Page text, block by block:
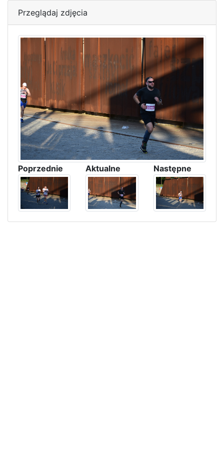
Przeglądaj zdjęcia
Poprzednie Aktualne Następne